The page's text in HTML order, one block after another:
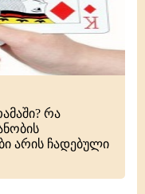
რა
არის ჩადებული